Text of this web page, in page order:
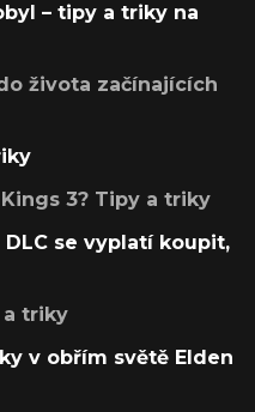
– tipy a triky na
života začínajících
3? Tipy a triky
se vyplatí koupit,
a triky
v obřím světě Elden